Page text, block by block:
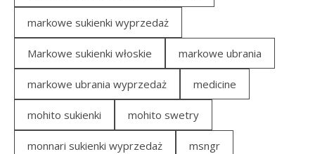
markowe sukienki wyprzedaż
Markowe sukienki włoskie markowe ubrania
markowe ubrania wyprzedaż medicine
mohito sukienki mohito swetry
monnari sukienki wyprzedaż msngr